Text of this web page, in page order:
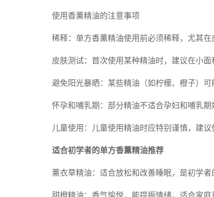
使用香薰精油的注意事项
稀释：单方香薰精油使用前必须稀释，尤其在
皮肤测试：首次使用某种精油时，建议在小
避免阳光暴晒：某些精油（如柠檬、橙子）
怀孕和哺乳期：部分精油不适合孕妇和哺乳期
儿童使用：儿童使用精油时应特别谨慎，建议
适合初学者的单方香薰精油推荐
薰衣草精油：适合放松和改善睡眠，是初学者
甜橙精油：香气愉悦，能提振情绪，适合家庭